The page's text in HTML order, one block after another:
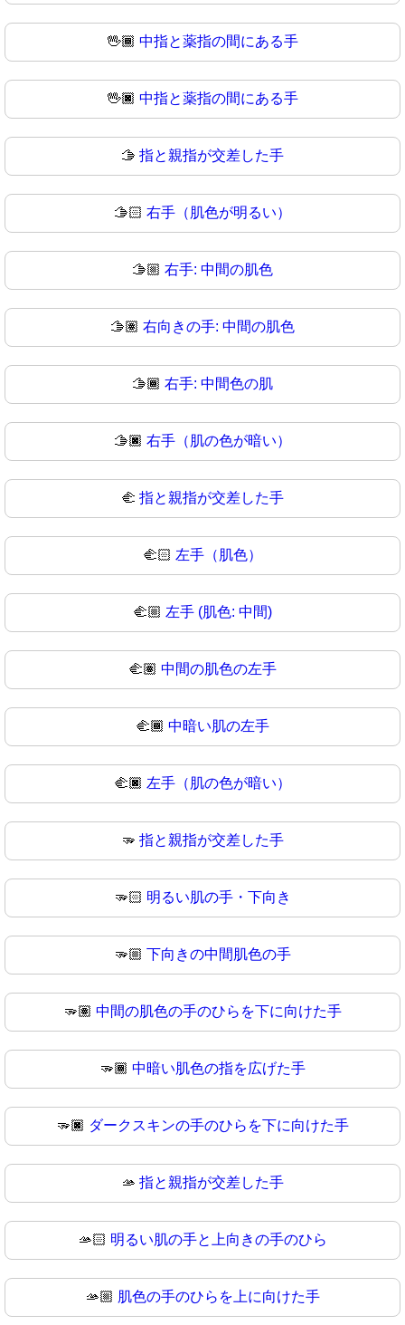
🖖🏾 中指と薬指の間にある手
🖖🏿 中指と薬指の間にある手
🫱 指と親指が交差した手
🫱🏻 右手（肌色が明るい）
🫱🏼 右手: 中間の肌色
🫱🏽 右向きの手: 中間の肌色
🫱🏾 右手: 中間色の肌
🫱🏿 右手（肌の色が暗い）
🫲 指と親指が交差した手
🫲🏻 左手（肌色）
🫲🏼 左手 (肌色: 中間)
🫲🏽 中間の肌色の左手
🫲🏾 中暗い肌の左手
🫲🏿 左手（肌の色が暗い）
🫳 指と親指が交差した手
🫳🏻 明るい肌の手・下向き
🫳🏼 下向きの中間肌色の手
🫳🏽 中間の肌色の手のひらを下に向けた手
🫳🏾 中暗い肌色の指を広げた手
🫳🏿 ダークスキンの手のひらを下に向けた手
🫴 指と親指が交差した手
🫴🏻 明るい肌の手と上向きの手のひら
🫴🏼 肌色の手のひらを上に向けた手